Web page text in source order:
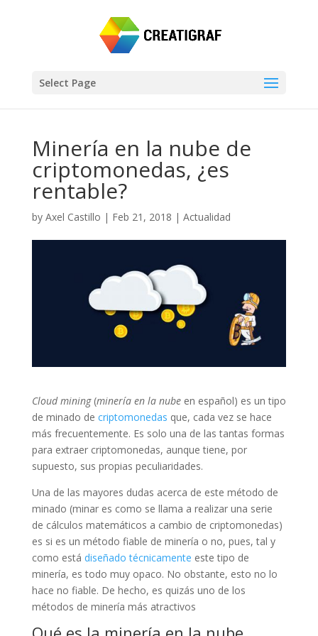
Select Page
Minería en la nube de
criptomonedas, ¿es
rentable?
by Axel Castillo | Feb 21, 2018 | Actualidad
Cloud mining(minería en la nubeen español) es un tipo
de minado de criptomonedas que, cada vez se hace
más frecuentemente. Es solo una de las tantas formas
para extraer criptomonedas, aunque tiene, por
supuesto, sus propias peculiaridades.
Una de las mayores dudas acerca de este método de
minado (minar es como se llama a realizar una serie
de cálculos matemáticos a cambio de criptomonedas)
es si es un método fiable de minería o no, pues, tal y
como está diseñado técnicamente este tipo de
minería, es todo muy opaco. No obstante, esto no lo
hace no fiable. De hecho, es quizás uno de los
métodos de minería más atractivos